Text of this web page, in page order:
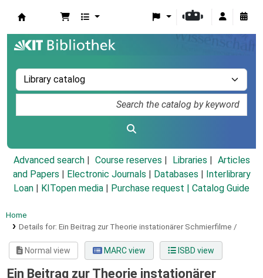
Advanced search Course reserves Libraries
Articles
and Papers
Electronic Journals Databases
Interlibrary
Loan
KITopen media Purchase request | Catalog Guide
Home
Details for: Ein Beitrag zur Theorie instationärer Schmierfilme /
Normal view MARC view ISBD view
Ein Beitrag zur Theorie instationärer